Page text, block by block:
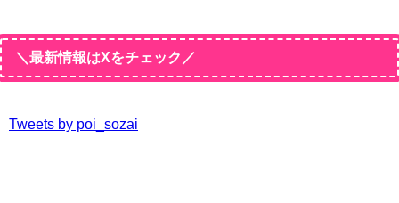
＼最新情報はXをチェック／
Tweets by poi_sozai